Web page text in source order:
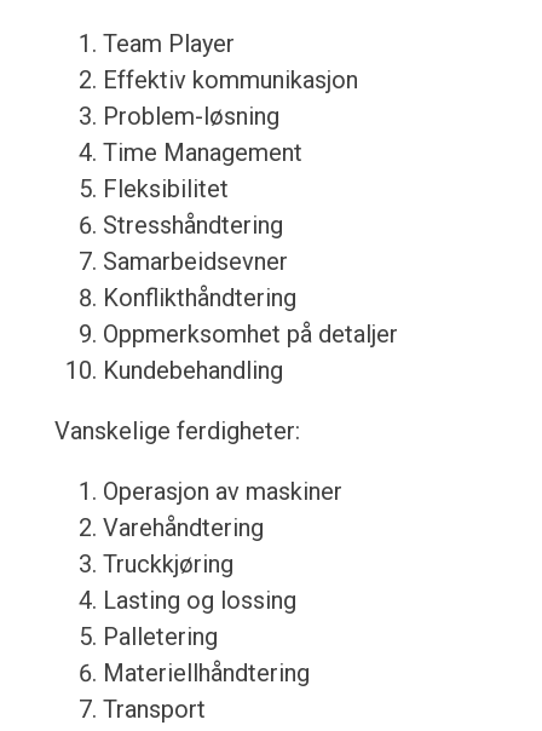
Team Player
Effektiv kommunikasjon
Problem-løsning
Time Management
Fleksibilitet
Stresshåndtering
Samarbeidsevner
Konflikthåndtering
Oppmerksomhet på detaljer
Kundebehandling
Vanskelige ferdigheter:
Operasjon av maskiner
Varehåndtering
Truckkjøring
Lasting og lossing
Palletering
Materiellhåndtering
Transport